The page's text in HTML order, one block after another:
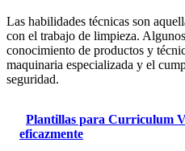
Las habilidades técnicas son
con el trabajo de limpieza.
conocimiento de productos y
maquinaria especializada y el
seguridad.
Plantillas para Curriculum
eficazmente